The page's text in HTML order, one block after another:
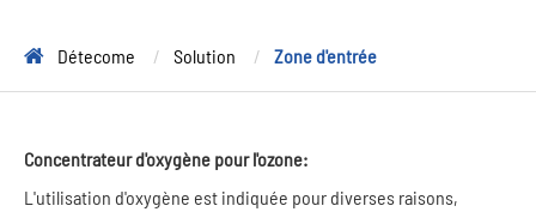
Détecome Solution Zone d'entrée
Concentrateur d'oxygène pour l'ozone:
L'utilisation d'oxygène est indiquée pour diverses raisons,